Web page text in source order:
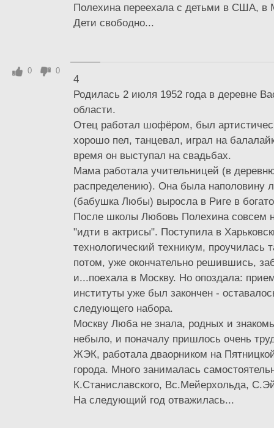
Полехина переехала с детьми в США, в
Дети свободно...
4
Родилась 2 июля 1952 года в деревне
области.
Отец работал шофёром, был
хорошо пел, танцевал, играл на
время он выступал на свадьбах.
Мама работала учительницей (в
распределению). Она была наполовину
(бабушка Любы) выросла в Риге в
После школы Любовь Полехина совсем
"идти в актрисы". Поступила в
технологический техникум, проучилась
потом, уже окончательно решившись,
и...поехала в Москву. Но опоздала:
институты уже был закончен -
следующего набора.
Москву Люба не знала, родных и
небыло, и поначалу пришлось очень
ЖЭК, работала дваорником на
города. Много занималась
К.Станиславского, Вс.Мейерхольда,
На следующий год отважилась...
0 0